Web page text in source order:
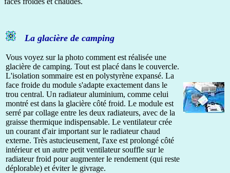
La glacière de camping
Vous voyez sur la photo comment est réalisée une
glacière de camping. Tout est placé dans le couvercle.
L'isolation sommaire est en polystyrène expansé. La
face froide du module s'adapte exactement dans le
trou central. Un radiateur aluminium, comme celui
montré est dans la glacière côté froid. Le module est
serré par collage entre les deux radiateurs, avec de la
graisse thermique indispensable. Le ventilateur crée
un courant d'air important sur le radiateur chaud
externe. Très astucieusement, l'axe est prolongé côté
intérieur et un autre petit ventilateur souffle sur le
radiateur froid pour augmenter le rendement (qui reste
déplorable) et éviter le givrage.